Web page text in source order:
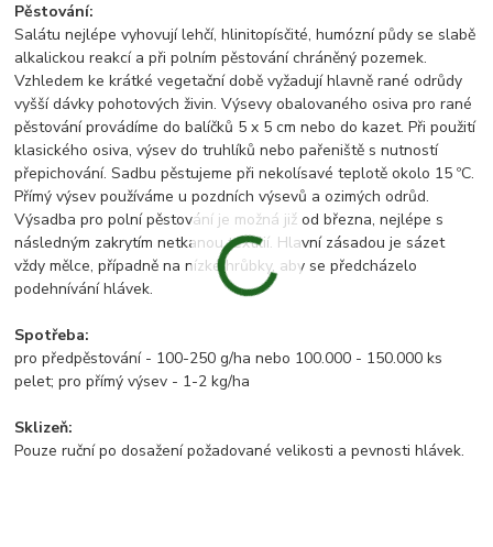
Pěstování:
Salátu nejlépe vyhovují lehčí, hlinitopísčité, humózní půdy se slabě
alkalickou reakcí a při polním pěstování chráněný pozemek.
Vzhledem ke krátké vegetační době vyžadují hlavně rané odrůdy
vyšší dávky pohotových živin. Výsevy obalovaného osiva pro rané
pěstování provádíme do balíčků 5 x 5 cm nebo do kazet. Při použití
klasického osiva, výsev do truhlíků nebo pařeniště s nutností
přepichování. Sadbu pěstujeme při nekolísavé teplotě okolo 15 ºC.
Přímý výsev používáme u pozdních výsevů a ozimých odrůd.
Výsadba pro polní pěstování je možná již od března, nejlépe s
následným zakrytím netkanou textilií. Hlavní zásadou je sázet
vždy mělce, případně na nízké hrůbky, aby se předcházelo
podehnívání hlávek.
Spotřeba:
pro předpěstování - 100-250 g/ha nebo 100.000 - 150.000 ks
pelet; pro přímý výsev - 1-2 kg/ha
Sklizeň:
Pouze ruční po dosažení požadované velikosti a pevnosti hlávek.